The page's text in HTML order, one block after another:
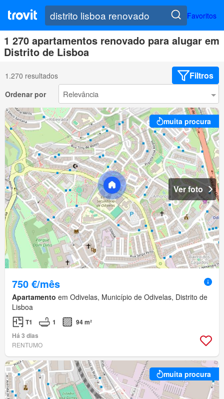
Favoritos
1 270 apartamentos renovado para alugar em
Distrito de Lisboa
1.270 resultados Filtros
Ordenar por
muita procura
Ver foto
750 €/mês
Apartamento em Odivelas, Município de Odivelas, Distrito de
Lisboa
T1 1
94 m²
Há 3 dias
RENTUMO
muita procura